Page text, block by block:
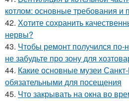
котлом: основные требования и
42. Хотите сохранить
нервы?
43. Чтобы ремонт получился
не забудьте про зону для
44. Какие основные музеи
обязательными для посещения
45. Что закрывать на окна во